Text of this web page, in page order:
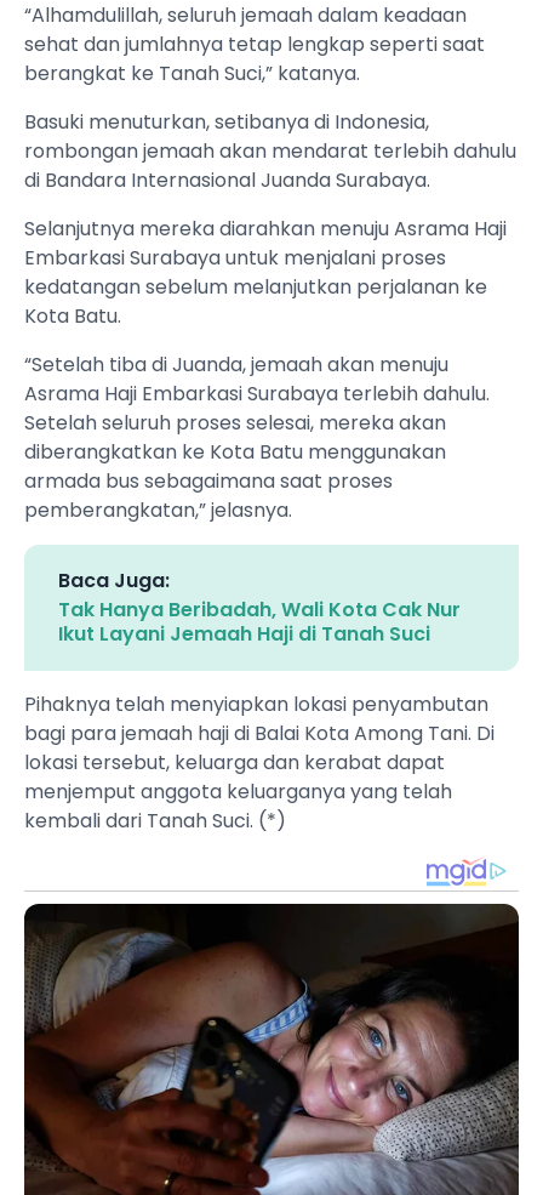
“Alhamdulillah, seluruh jemaah dalam keadaan
sehat dan jumlahnya tetap lengkap seperti saat
berangkat ke Tanah Suci,” katanya.
Basuki menuturkan, setibanya di Indonesia,
rombongan jemaah akan mendarat terlebih dahulu
di Bandara Internasional Juanda Surabaya.
Selanjutnya mereka diarahkan menuju Asrama Haji
Embarkasi Surabaya untuk menjalani proses
kedatangan sebelum melanjutkan perjalanan ke
Kota Batu.
“Setelah tiba di Juanda, jemaah akan menuju
Asrama Haji Embarkasi Surabaya terlebih dahulu.
Setelah seluruh proses selesai, mereka akan
diberangkatkan ke Kota Batu menggunakan
armada bus sebagaimana saat proses
pemberangkatan,” jelasnya.
Baca Juga:
Tak Hanya Beribadah, Wali Kota Cak Nur
Ikut Layani Jemaah Haji di Tanah Suci
Pihaknya telah menyiapkan lokasi penyambutan
bagi para jemaah haji di Balai Kota Among Tani. Di
lokasi tersebut, keluarga dan kerabat dapat
menjemput anggota keluarganya yang telah
kembali dari Tanah Suci. (*)